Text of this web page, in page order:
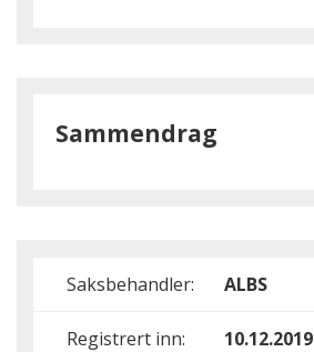
Sammendrag
Saksbehandler: ALBS
Registrert inn: 10.12.2019